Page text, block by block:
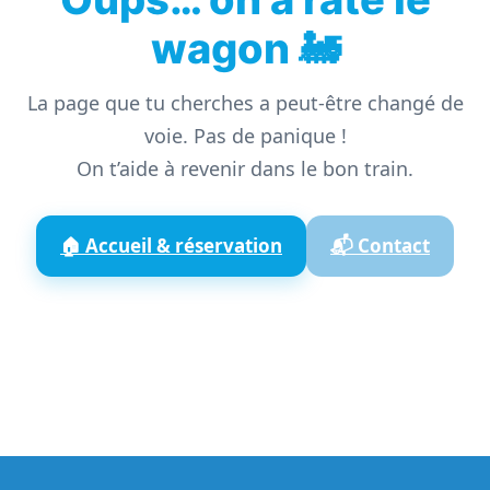
wagon 🚂
La page que tu cherches a peut-être changé de
voie. Pas de panique !
On t’aide à revenir dans le bon train.
🏠 Accueil & réservation 📬 Contact